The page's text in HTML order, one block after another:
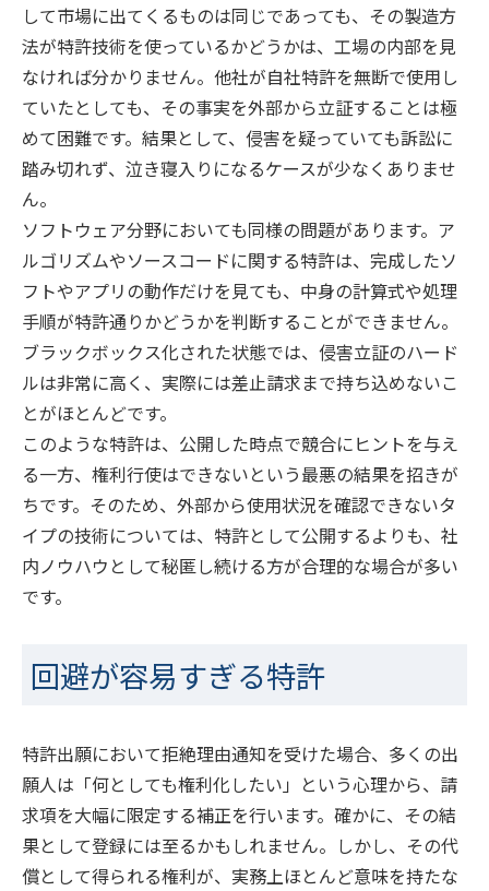
して市場に出てくるものは同じであっても、その製造方
法が特許技術を使っているかどうかは、工場の内部を見
なければ分かりません。他社が自社特許を無断で使用し
ていたとしても、その事実を外部から立証することは極
めて困難です。結果として、侵害を疑っていても訴訟に
踏み切れず、泣き寝入りになるケースが少なくありませ
ん。
ソフトウェア分野においても同様の問題があります。ア
ルゴリズムやソースコードに関する特許は、完成したソ
フトやアプリの動作だけを見ても、中身の計算式や処理
手順が特許通りかどうかを判断することができません。
ブラックボックス化された状態では、侵害立証のハード
ルは非常に高く、実際には差止請求まで持ち込めないこ
とがほとんどです。
このような特許は、公開した時点で競合にヒントを与え
る一方、権利行使はできないという最悪の結果を招きが
ちです。そのため、外部から使用状況を確認できないタ
イプの技術については、特許として公開するよりも、社
内ノウハウとして秘匿し続ける方が合理的な場合が多い
です。
回避が容易すぎる特許
特許出願において拒絶理由通知を受けた場合、多くの出
願人は「何としても権利化したい」という心理から、請
求項を大幅に限定する補正を行います。確かに、その結
果として登録には至るかもしれません。しかし、その代
償として得られる権利が、実務上ほとんど意味を持たな